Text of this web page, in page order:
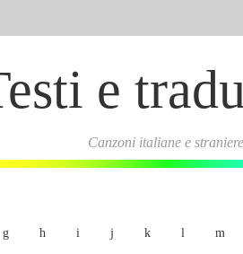
e
Canzoni italiane e straniere
g h i j k l m